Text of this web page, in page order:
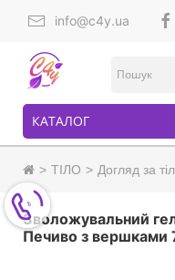
info@c4y.ua
КАТАЛОГ
ТІЛО Догляд за
Зволожувальний
Печиво з вершками